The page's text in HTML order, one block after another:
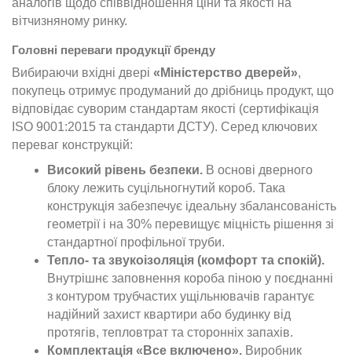
аналогів щодо співвідношення ціни та якості на
вітчизняному ринку.
Головні переваги продукції бренду
Вибираючи вхідні двері «Міністерство дверей»,
покупець отримує продуманий до дрібниць продукт, що
відповідає суворим стандартам якості (сертифікація
ISO 9001:2015 та стандарти ДСТУ). Серед ключових
переваг конструкцій:
Високий рівень безпеки. В основі дверного
блоку лежить суцільногнутий короб. Така
конструкція забезпечує ідеальну збалансованість
геометрії і на 30% перевищує міцність рішення зі
стандартної профільної труби.
Тепло- та звукоізоляція (комфорт та спокій).
Внутрішнє заповнення короба піною у поєднанні
з контуром трубчастих ущільнювачів гарантує
надійний захист квартири або будинку від
протягів, тепловтрат та сторонніх запахів.
Комплектація «Все включено». Виробник